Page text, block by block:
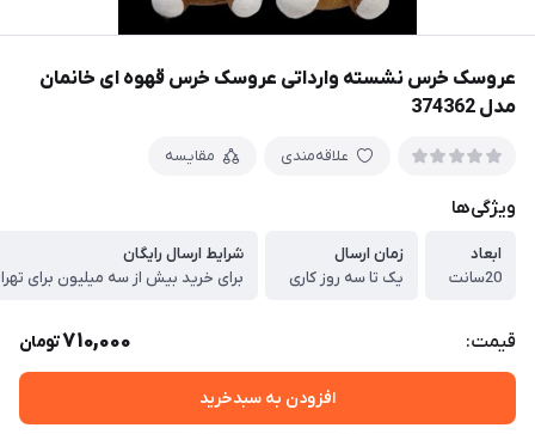
عروسک خرس نشسته وارداتی عروسک خرس قهوه ای خانمان
مدل 374362
علاقه‌مندی مقایسه
ویژگی‌ها
ابعاد
20سانت
زمان ارسال
یک تا سه روز کاری
شرایط ارسال رایگان
برای خرید بیش از سه میلیون برای
قیمت: 710,000تومان
افزودن به سبدخرید